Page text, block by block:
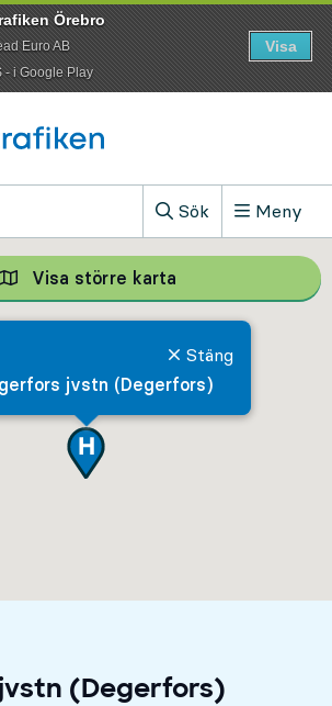
Sök
, Visa sökfältet
Meny
jvstn (Degerfors)
Stäng
Visa större karta Visa större
(Degerfors)
Örebro
Euro AB
- i Google Play
Visa